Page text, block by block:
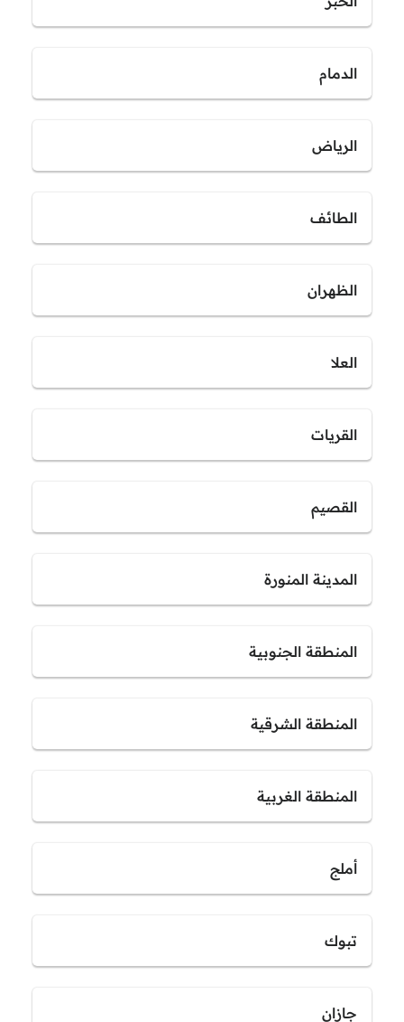
الدمام
الرياض
الطائف
الظهران
العلا
القريات
القصيم
المدينة المنورة
المنطقة الجنوبية
المنطقة الشرقية
المنطقة الغربية
أملج
تبوك
جازان